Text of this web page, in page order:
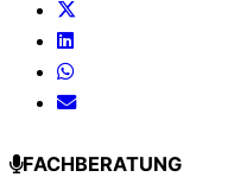
FACHBERATUNG